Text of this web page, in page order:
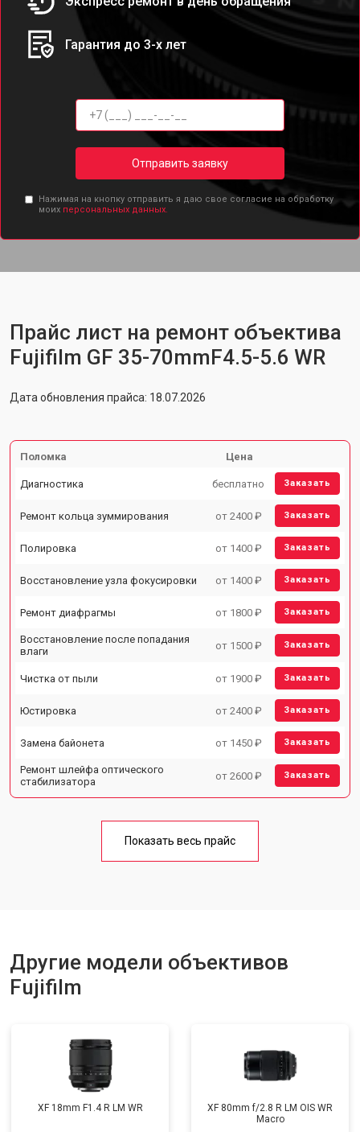
Гарантия до 3-х лет
Отправить заявку
Нажимая на кнопку отправить я даю свое согласие на обработку
моих персональных данных.
Прайс лист на ремонт объектива
Fujifilm GF 35-70mmF4.5-5.6 WR
Дата обновления прайса: 18.07.2026
Поломка Цена
Диагностика бесплатно Заказать
Ремонт кольца зуммирования от 2400 ₽ Заказать
Полировка от 1400 ₽ Заказать
Восстановление узла фокусировки от 1400 ₽ Заказать
Ремонт диафрагмы от 1800 ₽ Заказать
Восстановление после попадания
влаги
от 1500 ₽ Заказать
Чистка от пыли от 1900 ₽ Заказать
Юстировка от 2400 ₽ Заказать
Замена байонета от 1450 ₽ Заказать
Ремонт шлейфа оптического
стабилизатора
от 2600 ₽ Заказать
Показать весь прайс
Другие модели объективов
Fujifilm
XF 18mm F1.4 R LM WR
XF 80mm f/2.8 R LM OIS WR
Macro